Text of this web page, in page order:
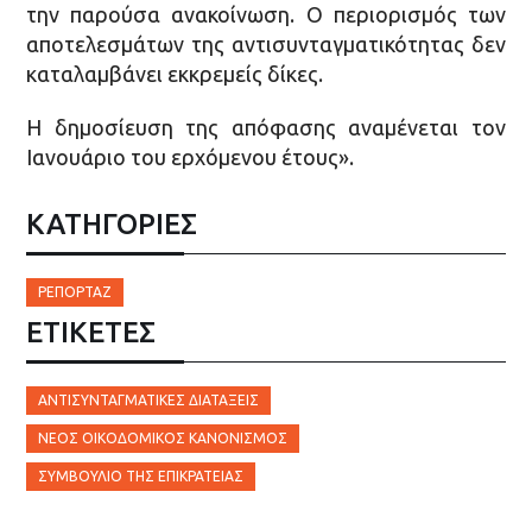
την παρούσα ανακοίνωση. Ο περιορισμός των
αποτελεσμάτων της αντισυνταγματικότητας δεν
καταλαμβάνει εκκρεμείς δίκες.
Η δημοσίευση της απόφασης αναμένεται τον
Ιανουάριο του ερχόμενου έτους».
ΚΑΤΗΓΟΡΙΕΣ
ΡΕΠΟΡΤΆΖ
ΕΤΙΚΈΤΕΣ
ΑΝΤΙΣΥΝΤΑΓΜΑΤΙΚΈΣ ΔΙΑΤΆΞΕΙΣ
ΝΈΟΣ ΟΙΚΟΔΟΜΙΚΌΣ ΚΑΝΟΝΙΣΜΌΣ
ΣΥΜΒΟΎΛΙΟ ΤΗΣ ΕΠΙΚΡΑΤΕΊΑΣ